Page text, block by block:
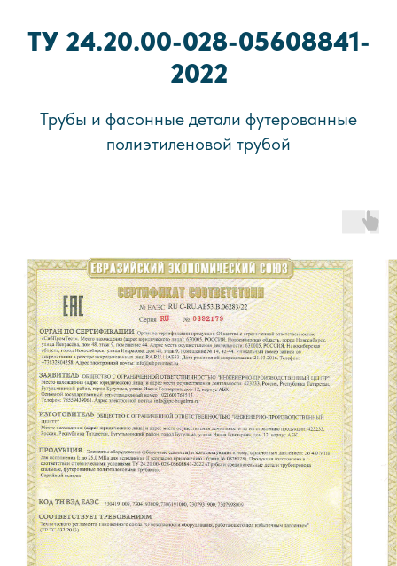
ТУ 24.20.00-028-05608841-
2022
Трубы и фасонные детали футерованные
полиэтиленовой трубой